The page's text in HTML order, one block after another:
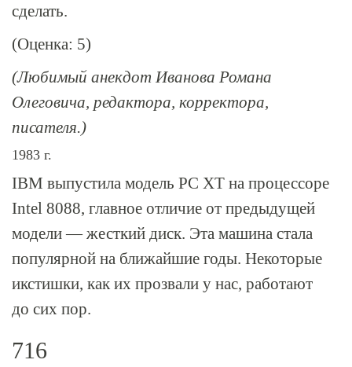
сделать.
(Оценка: 5)
(Любимый анекдот Иванова Романа
Олеговича, редактора, корректора,
писателя.)
1983 г.
IBM выпустила модель PC XT на процессоре
Intel 8088, главное отличие от предыдущей
модели — жесткий диск. Эта машина стала
популярной на ближайшие годы. Некоторые
икстишки, как их прозвали у нас, работают
до сих пор.
716